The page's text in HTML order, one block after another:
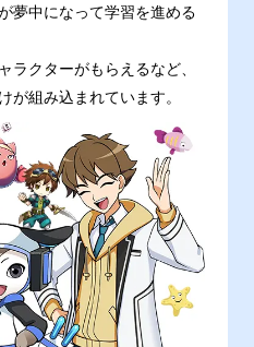
夢中になって学習を進める
ラクターがもらえるなど、
が組み込まれています。